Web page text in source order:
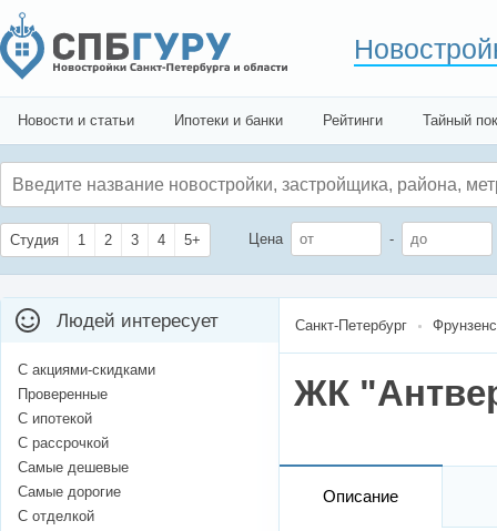
Новости и статьи Ипотеки и банки Рейтинги Тайный
Студия 1 2 3 4 5+ Цена -
Санкт-Петербург
ЖК
Описание
Людей интересует
С акциями-скидками
Проверенные
С ипотекой
С рассрочкой
Самые дешевые
Самые дорогие
С отделкой